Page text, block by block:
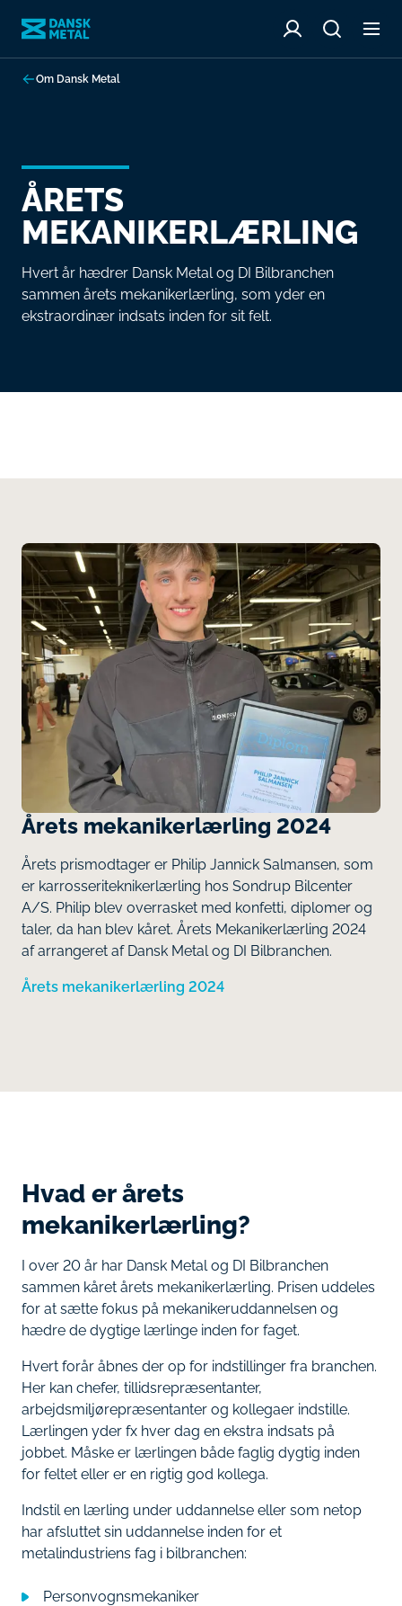
Om Dansk Metal
ÅRETS
MEKANIKERLÆRLING
Hvert år hædrer Dansk Metal og DI Bilbranchen
sammen årets mekanikerlærling, som yder en
ekstraordinær indsats inden for sit felt.
Årets mekanikerlærling 2024
Årets prismodtager er Philip Jannick Salmansen, som
er karrosseriteknikerlærling hos Sondrup Bilcenter
A/S. Philip blev overrasket med konfetti, diplomer og
taler, da han blev kåret. Årets Mekanikerlærling 2024
af arrangeret af Dansk Metal og DI Bilbranchen.
Årets mekanikerlærling 2024
Hvad er årets
mekanikerlærling?
I over 20 år har Dansk Metal og DI Bilbranchen
sammen kåret årets mekanikerlærling. Prisen uddeles
for at sætte fokus på mekanikeruddannelsen og
hædre de dygtige lærlinge inden for faget.
Hvert forår åbnes der op for indstillinger fra branchen.
Her kan chefer, tillidsrepræsentanter,
arbejdsmiljørepræsentanter og kollegaer indstille.
Lærlingen yder fx hver dag en ekstra indsats på
jobbet. Måske er lærlingen både faglig dygtig inden
for feltet eller er en rigtig god kollega.
Indstil en lærling under uddannelse eller som netop
har afsluttet sin uddannelse inden for et
metalindustriens fag i bilbranchen:
Personvognsmekaniker